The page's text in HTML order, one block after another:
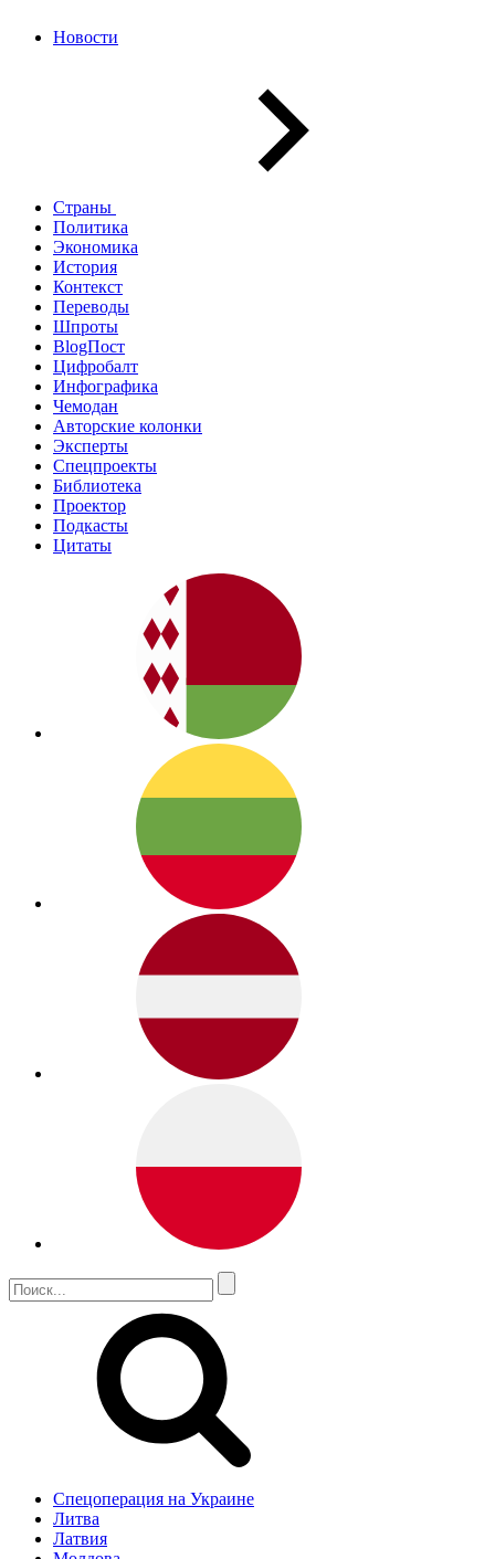
Новости
Страны
Политика
Экономика
История
Контекст
Переводы
Шпроты
BlogПост
Цифробалт
Инфографика
Чемодан
Авторские колонки
Эксперты
Спецпроекты
Библиотека
Проектор
Подкасты
Цитаты
Спецоперация на Украине
Литва
Латвия